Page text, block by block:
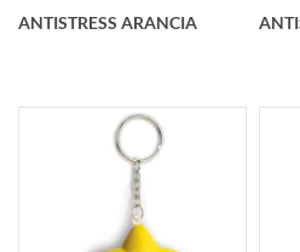
ANTISTRESS ARANCIA